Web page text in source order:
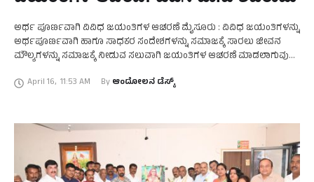
ಅರ್ಥ ಪೂರ್ಣವಾಗಿ ವಿವಿಧ ಜಯಂತಿಗಳ ಆಚರಣೆ ಮೈಸೂರು : ವಿವಿಧ ಜಯಂತಿಗಳನ್ನು
ಅರ್ಥಪೂರ್ಣವಾಗಿ ಹಾಗೂ ಸಾಧಕರ ಸಂದೇಶಗಳನ್ನು ಸಮಾಜಕ್ಕೆ ಸಾರಲು ಜೀವನ
ಮೌಲ್ಯಗಳನ್ನು ಸಮಾಜಕ್ಕೆ ನೀಡುವ ಸಲುವಾಗಿ ಜಯಂತಿಗಳ ಆಚರಣೆ ಮಾಡಲಾಗುವುದು
April 16, 11:53 AM By ಆಂದೋಲನ ಡೆಸ್ಕ್